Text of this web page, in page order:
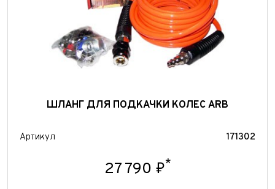
ШЛАНГ ДЛЯ ПОДКАЧКИ КОЛЕС ARB
Артикул 171302
27 790 ₽*